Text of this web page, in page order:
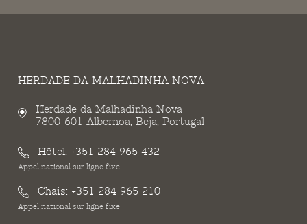
HERDADE DA MALHADINHA NOVA
Herdade da Malhadinha Nova
7800-601 Albernoa, Beja, Portugal
Hôtel: +351 284 965 432
Appel national sur ligne fixe
Chais: +351 284 965 210
Appel national sur ligne fixe